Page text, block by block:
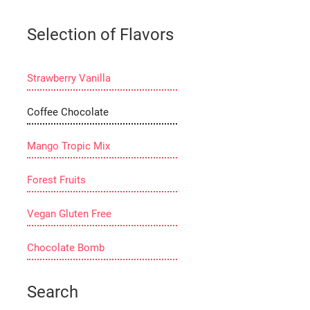
Selection of Flavors
Strawberry Vanilla
Coffee Chocolate
Mango Tropic Mix
Forest Fruits
Vegan Gluten Free
Chocolate Bomb
Search